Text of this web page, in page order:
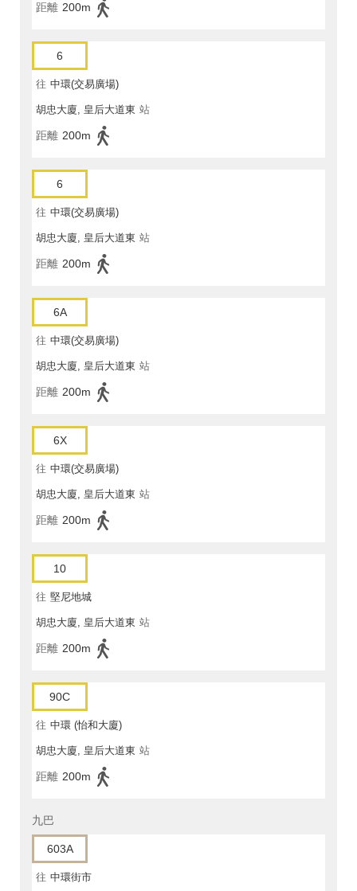
距離 200m
6
往 中環(交易廣場)
胡忠大廈, 皇后大道東 站
距離 200m
6
往 中環(交易廣場)
胡忠大廈, 皇后大道東 站
距離 200m
6A
往 中環(交易廣場)
胡忠大廈, 皇后大道東 站
距離 200m
6X
往 中環(交易廣場)
胡忠大廈, 皇后大道東 站
距離 200m
10
往 堅尼地城
胡忠大廈, 皇后大道東 站
距離 200m
90C
往 中環 (怡和大廈)
胡忠大廈, 皇后大道東 站
距離 200m
九巴
603A
往 中環街市